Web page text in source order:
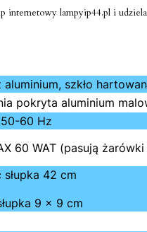
internetowy lampyip44.pl i
szkło
pokryta aluminium
60 Hz
60 WAT (pasują
42 cm
9 x 9 cm